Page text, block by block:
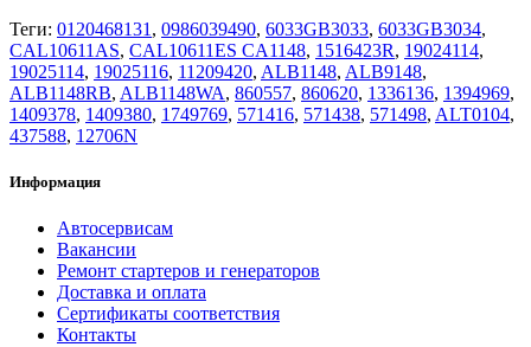
Теги: 0120468131 , 0986039490, 6033GB3033, 6033GB3034,
CAL10611AS, CAL10611ES CA1148, 1516423R, 19024114,
19025114, 19025116, 11209420, ALB1148, ALB9148,
ALB1148RB, ALB1148WA, 860557, 860620, 1336136, 1394969,
1409378, 1409380, 1749769, 571416, 571438, 571498, ALT0104,
437588, 12706N
Информация
Автосервисам
Вакансии
Ремонт стартеров и генераторов
Доставка и оплата
Сертификаты соответствия
Контакты